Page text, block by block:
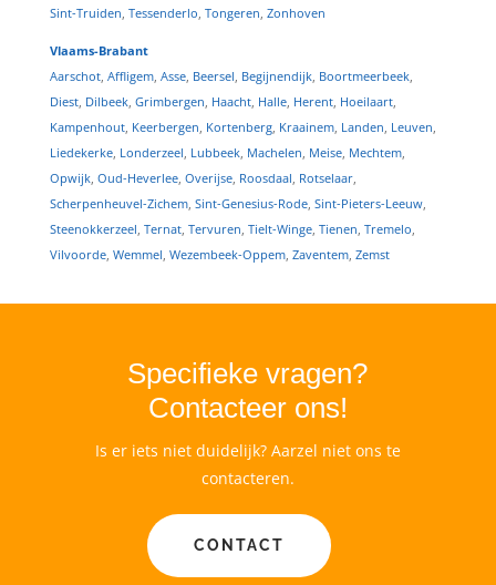
Sint-Truiden Tessenderlo Tongeren Zonhoven
Vlaams-Brabant
Aarschot, Affligem, Asse, Beersel Begijnendijk, Boortmeerbeek,
Diest, Dilbeek, Grimbergen Haacht, Halle, Herent, Hoeilaart,
Kampenhout, Keerbergen Kortenberg, Kraainem, Landen Leuven
Liedekerke, Londerzeel Lubbeek, Machelen Meise, Mechtem,
Opwijk, Oud-Heverlee, Overijse, Roosdaal Rotselaar,
Scherpenheuvel-Zichem, Sint-Genesius-Rode, Sint-Pieters-Leeuw,
Steenokkerzeel Ternat, Tervuren Tielt-Winge, Tienen Tremelo
Vilvoorde, Wemmel Wezembeek-Oppem, Zaventem, Zemst
Specifieke vragen?
Contacteer ons!
Is er iets niet duidelijk? Aarzel niet ons te
contacteren.
CONTACT